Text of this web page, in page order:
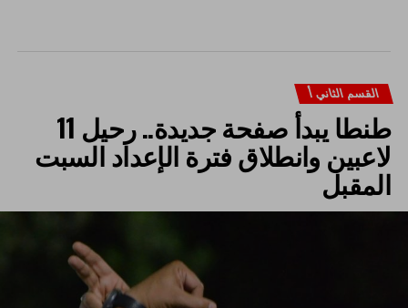
القسم الثاني أ
طنطا يبدأ صفحة جديدة.. رحيل 11
لاعبين وانطلاق فترة الإعداد السبت
المقبل